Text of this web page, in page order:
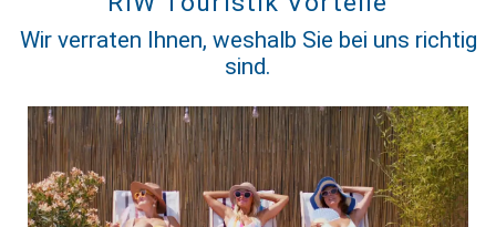
Wir verraten Ihnen, weshalb Sie bei uns richtig
sind.